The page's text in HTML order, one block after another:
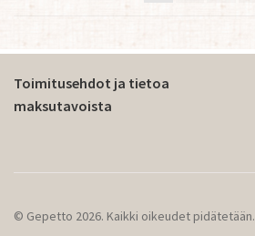
Toimitusehdot ja tietoa
maksutavoista
© Gepetto 2026. Kaikki oikeudet pidätetään.